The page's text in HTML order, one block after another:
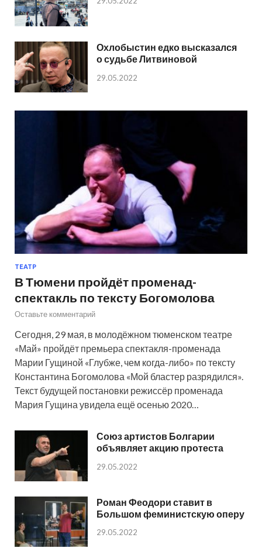
Охлобыстин едко высказался
о судьбе Литвиновой
29.05.2022
ТЕАТР
В Тюмени пройдёт променад-
спектакль по тексту Богомолова
Оставьте комментарий
Сегодня, 29 мая, в молодёжном тюменском театре
«Май» пройдёт премьера спектакля-променада
Марии Гущиной «Глубже, чем когда-либо» по тексту
Константина Богомолова «Мой бластер разрядился».
Текст будущей постановки режиссёр променада
Мария Гущина увидела ещё осенью 2020…
Союз артистов Болгарии
объявляет акцию протеста
29.05.2022
Роман Феодори ставит в
Большом феминистскую оперу
29.05.2022